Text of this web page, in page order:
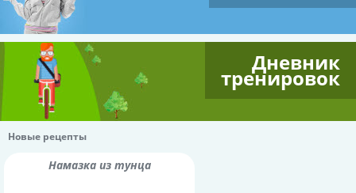
Дневник
тренировок
Новые рецепты
Намазка из тунца